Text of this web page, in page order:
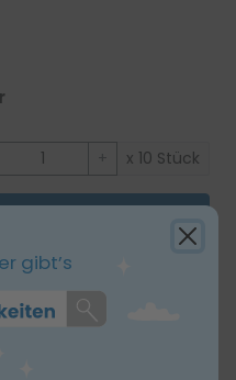
x 10 Stück
UROSID® Basic
Typ Nelaton,
gibt’s